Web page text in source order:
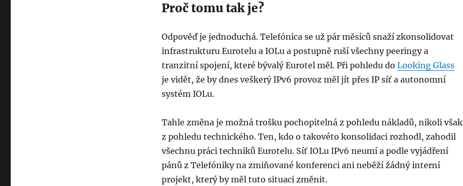
Proč tomu tak je?
Odpověď je jednoduchá. Telefónica se už pár měsíců snaží zkonsolidovat
infrastrukturu Eurotelu a IOLu a postupně ruší všechny peeringy a
tranzitní spojení, které bývalý Eurotel měl. Při pohledu do Looking Glass
je vidět, že by dnes veškerý IPv6 provoz měl jít přes IP síť a autonomní
systém IOLu.
Tahle změna je možná trošku pochopitelná z pohledu nákladů, nikoli však
z pohledu technického. Ten, kdo o takovéto konsolidaci rozhodl, zahodil
všechnu práci techniků Eurotelu. Síť IOLu IPv6 neumí a podle vyjádření
pánů z Telefóniky na zmiňované konferenci ani neběží žádný interní
projekt, který by měl tuto situaci změnit.